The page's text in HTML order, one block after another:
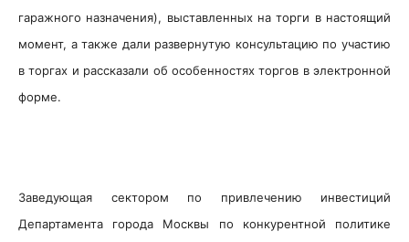
гаражного назначения), выставленных на торги в настоящий
момент, а также дали развернутую консультацию по участию
в торгах и рассказали об особенностях торгов в электронной
форме.
Заведующая сектором по привлечению инвестиций
Департамента города Москвы по конкурентной политике